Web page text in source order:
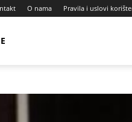
O nama Pravila i uslovi